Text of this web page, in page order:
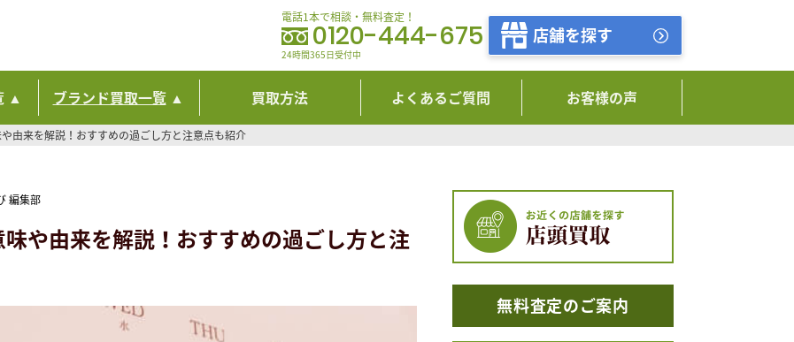
電話1本で相談・無料査定！
0120-444-675
24時間365日受付中
店舗を探す
ブランド買取一覧 買取方法 よくあるご質問 お客様の声
由来を解説！おすすめの過ごし方と注意点も紹介
編集部
や由来を解説！おすすめの過ごし方と注
無料査定のご案内